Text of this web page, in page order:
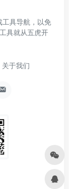
工具导航，以免
具就从五虎开
关于我们